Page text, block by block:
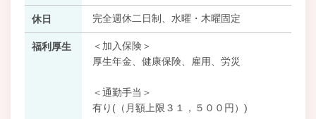
休日 完全週休二日制、水曜・木曜固定
福利厚生
＜加入保険＞
厚生年金、健康保険、雇用、労災
＜通勤手当＞
有り(（月額上限３１，５００円）)